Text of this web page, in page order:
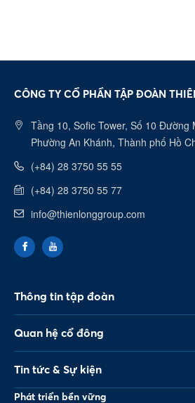
CÔNG TY CỔ PHẦN TẬP ĐOÀN
Tầng 10, Sofic Tower, Số 10 Đường
Phường An Khánh, Thành phố Hồ
(+84) 28 3750 55 55
(+84) 28 3750 55 77
info@thienlonggroup.com
Thông tin tập đoàn
Quan hệ cổ đông
Tin tức & Sự kiện
Phát triển bền vững